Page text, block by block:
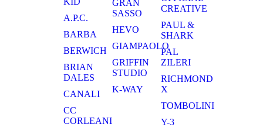
A.P.C.
BARBA
BERWICH
BRIAN
DALES
CANALI
CC
CORLEANI
GRAN
SASSO
HEVO
GIAMPAOLO
GRIFFIN
STUDIO
K-WAY
CREATIVE
PAUL &
SHARK
PAL
ZILERI
RICHMOND
X
TOMBOLINI
Y-3